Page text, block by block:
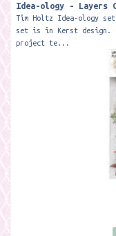
Idea-ology - Layers
Tim Holtz Idea-ology
set is in Kerst design.
project te...